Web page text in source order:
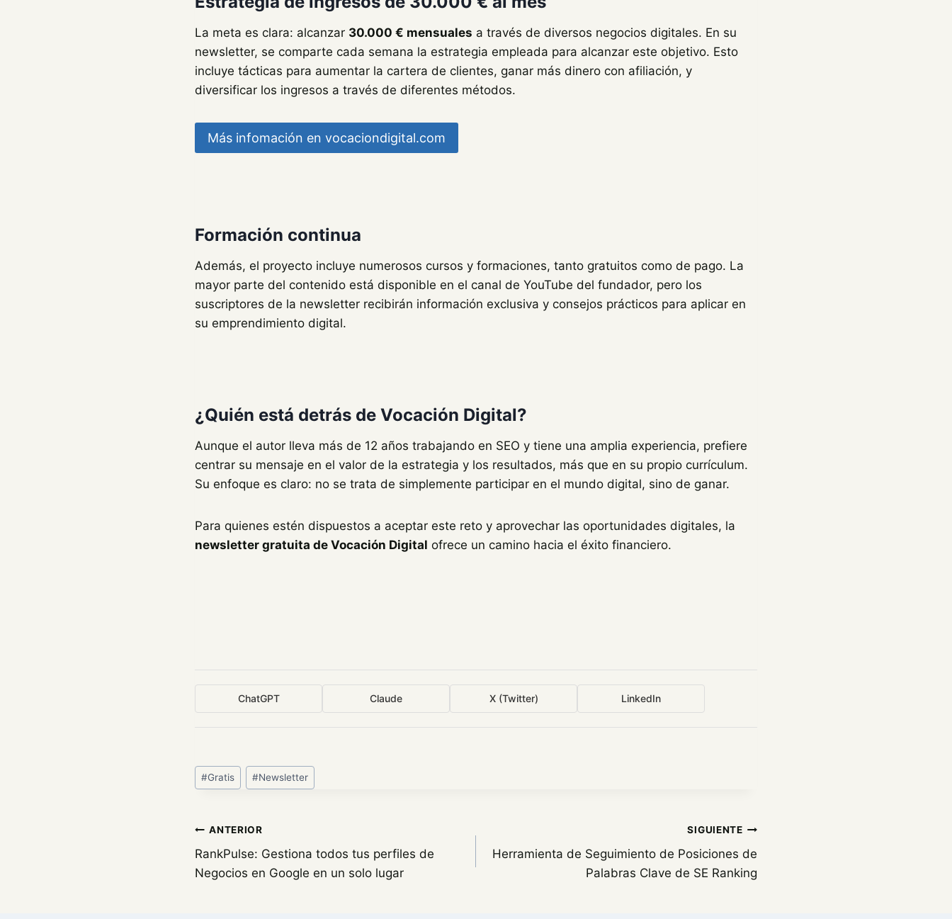
La meta es clara: alcanzar 30.000 € mensuales a través de diversos negocios digitales. En su
newsletter, se comparte cada semana la estrategia empleada para alcanzar este objetivo. Esto
incluye tácticas para aumentar la cartera de clientes, ganar más dinero con afiliación, y
diversificar los ingresos a través de diferentes métodos.
Más infomación en vocaciondigital.com
Formación continua
Además, el proyecto incluye numerosos cursos y formaciones, tanto gratuitos como de pago. La
mayor parte del contenido está disponible en el canal de YouTube del fundador, pero los
suscriptores de la newsletter recibirán información exclusiva y consejos prácticos para aplicar en
su emprendimiento digital.
¿Quién está detrás de Vocación Digital?
Aunque el autor lleva más de 12 años trabajando en SEO y tiene una amplia experiencia, prefiere
centrar su mensaje en el valor de la estrategia y los resultados, más que en su propio currículum.
Su enfoque es claro: no se trata de simplemente participar en el mundo digital, sino de ganar.
Para quienes estén dispuestos a aceptar este reto y aprovechar las oportunidades digitales, la
newsletter gratuita de Vocación Digital ofrece un camino hacia el éxito financiero.
ChatGPT Claude X (Twitter) LinkedIn
Etiquetas
de
entrada:
#Gratis #Newsletter
Navegación
de
ANTERIOR
RankPulse: Gestiona todos tus perfiles de
Negocios en Google en un solo lugar
SIGUIENTE
Herramienta de Seguimiento de Posiciones de
Palabras Clave de SE Ranking